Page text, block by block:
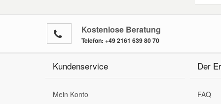
Kostenlose Beratung
Telefon: +49 2161 639 80 70
Kundenservice
Mein Konto
Der
FAQ